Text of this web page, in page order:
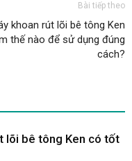
Bài tiếp theo
khoan rút lõi bê tông Ken
thế nào để sử dụng đúng
cách?
lõi bê tông Ken có tốt